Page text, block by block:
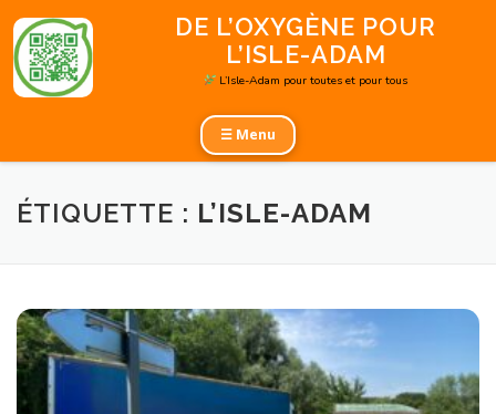
au
contenu
DE L’OXYGÈNE POUR
L’ISLE-ADAM
L’Isle-Adam pour toutes et pour tous
☰ Menu
ÉTIQUETTE : L’ISLE-ADAM